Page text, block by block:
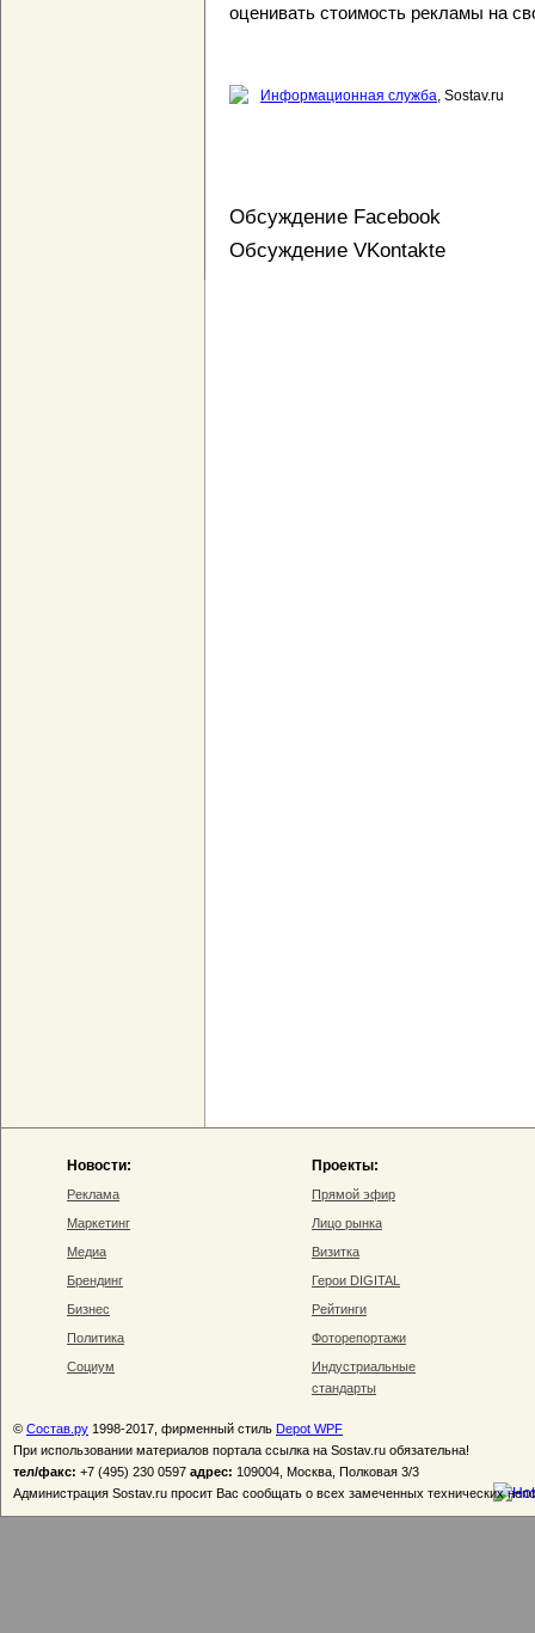
оценивать стоимость рекламы на
Информационная служба, Sostav.ru
Обсуждение Facebook
Обсуждение VKontakte
Новости:
Реклама
Маркетинг
Медиа
Брендинг
Бизнес
Политика
Социум
Проекты:
Прямой эфир
Лицо рынка
Визитка
Герои DIGITAL
Рейтинги
Фоторепортажи
Индустриальные
стандарты
© Состав.ру 1998-2017, фирменный стиль Depot WPF
При использовании материалов портала ссылка на Sostav.ru обязательна!
тел/факс: +7 (495) 230 0597 адрес: 109004, Москва, Полковая 3/3
Администрация Sostav.ru просит Вас сообщать о всех замеченных технических